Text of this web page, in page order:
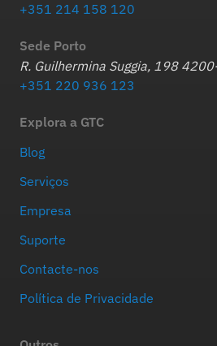
+351 214 158 120
Sede Porto
R. Guilhermina Suggia, 198
+351 220 936 123
Explora a GTC
Blog
Serviços
Empresa
Suporte
Contacte-nos
Política de Privacidade